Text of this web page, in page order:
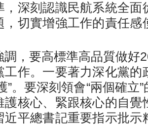
，深刻認識民航系統全面
，切實增強工作的責任感
要高標準高品質做好
工作。一要著力深化黨的
”。要深刻領會“兩個確立
護核心、緊跟核心的自覺
近平總書記重要指示批示